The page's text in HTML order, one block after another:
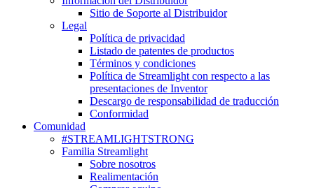
Sitio de Soporte al Distribuidor
Legal
Política de privacidad
Listado de patentes de productos
Términos y condiciones
Política de Streamlight con respecto a las
presentaciones de Inventor
Descargo de responsabilidad de traducción
Conformidad
Comunidad
#STREAMLIGHTSTRONG
Familia Streamlight
Sobre nosotros
Realimentación